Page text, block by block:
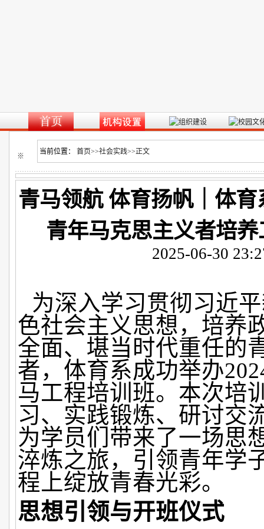
※
当前位置： 首页>>社会实践>>正文
青马领航 体育扬帆｜体育
青年马克思主义者培
2025-06-30
为深入学习贯彻习近
色社会主义思想，培养
全面、堪当时代重任的
者，体育系成功举办
马工程培训班。本次培
习、实践锻炼、研讨交
为学员们带来了一场思
淬炼之旅，引领青年学
程上绽放青春光彩。
思想引领与开班仪式